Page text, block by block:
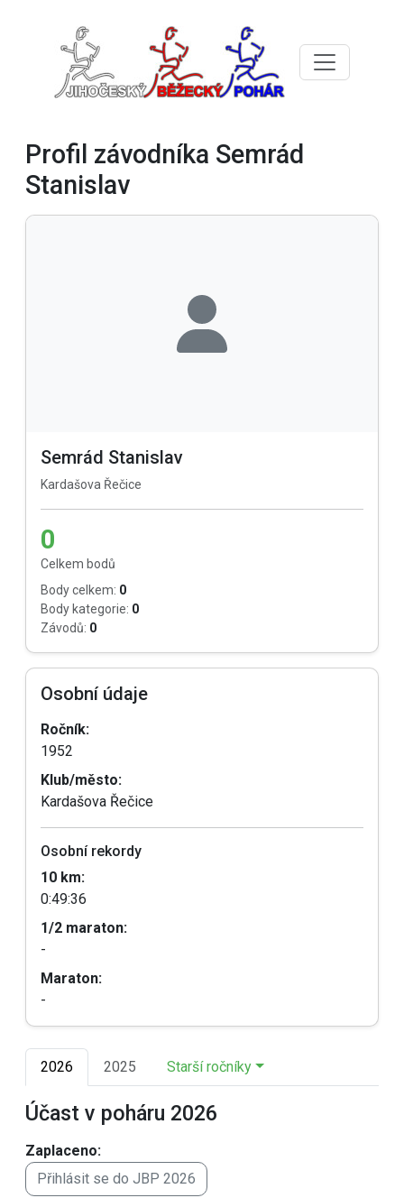
Profil závodníka Semrád
Stanislav
Semrád Stanislav
Kardašova Řečice
0
Celkem bodů
Body celkem: 0
Body kategorie: 0
Závodů: 0
Osobní údaje
Ročník:
1952
Klub/město:
Kardašova Řečice
Osobní rekordy
10 km:
0:49:36
1/2 maraton:
-
Maraton:
-
2026 2025 Starší ročníky
Účast v poháru 2026
Zaplaceno:
Přihlásit se do JBP 2026